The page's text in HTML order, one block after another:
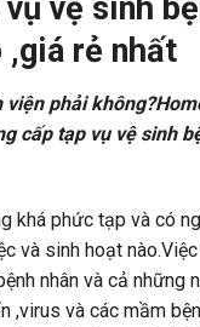
vệ sinh
,giá rẻ nhất
phải
cấp tạp vụ vệ sinh
khá phức tạp và có
và sinh hoạt
nhân và cả những
và các mầm